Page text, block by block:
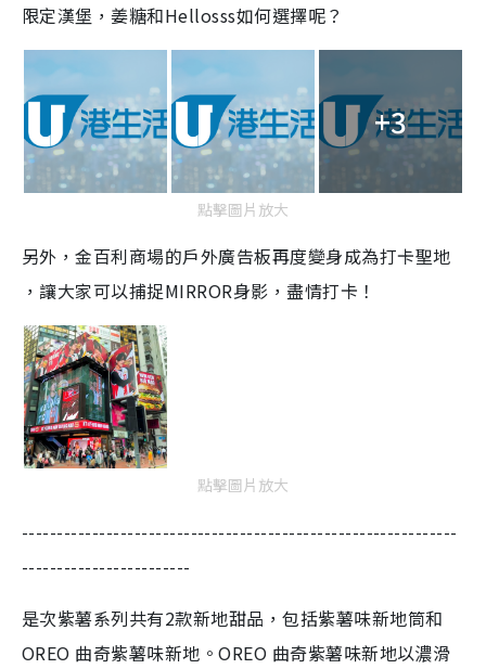
限定漢堡，姜糖和Hellosss如何選擇呢？
+3
點擊圖片放大
另外，金百利商場的戶外廣告板再度變身成為打卡聖地​
，讓大家可以捕捉MIRROR身影，盡情打卡！
點擊圖片放大
--------------------------------------------------------------
------------------------
是次紫薯系列共有2款新地甜品，包括紫薯味新地筒和
OREO 曲奇紫薯味新地。OREO 曲奇紫薯味新地以濃滑